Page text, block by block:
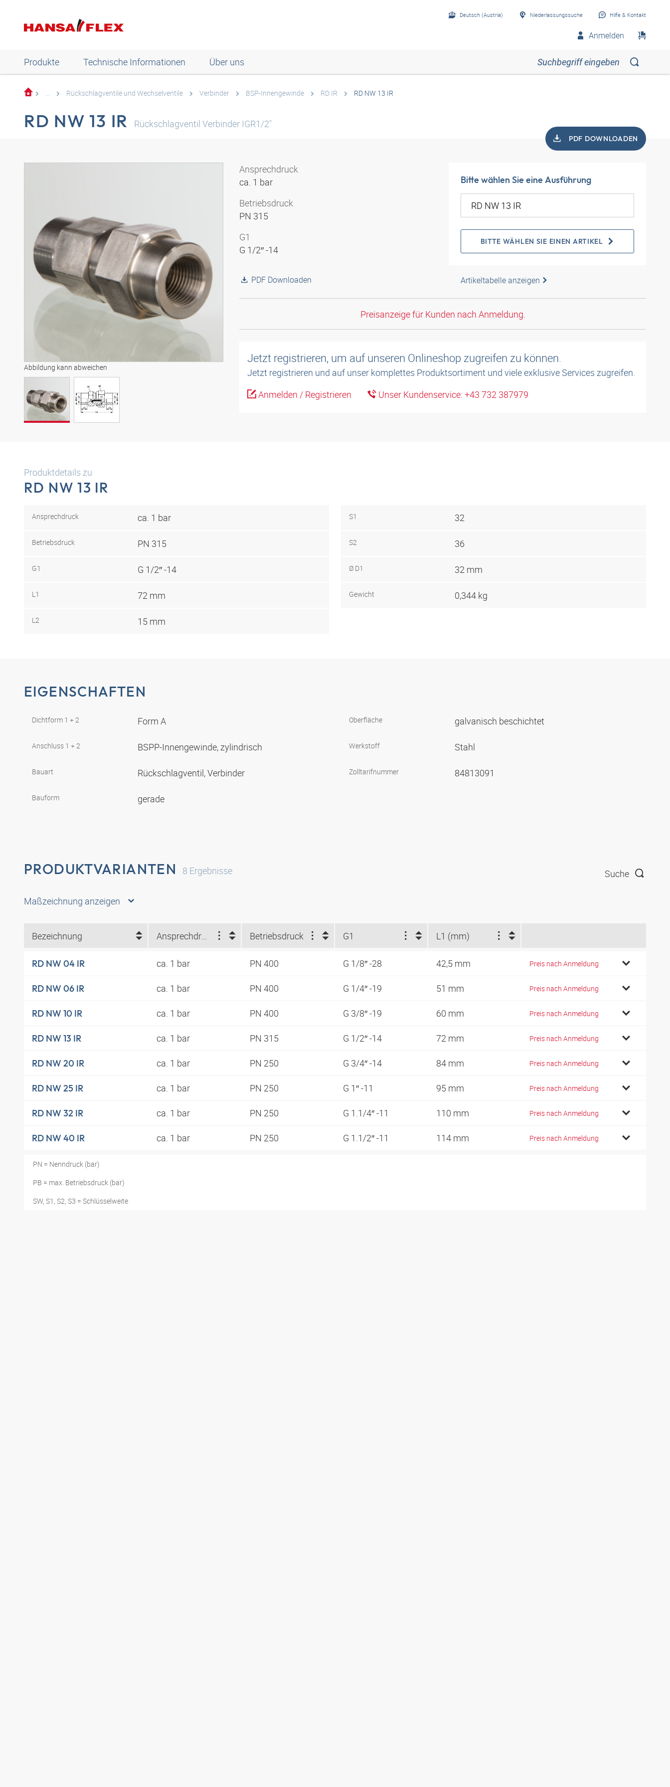
Deutsch (Austria) Niederlassungssuche Hilfe & Kontakt
Anmelden
Produkte Technische Informationen Über uns
... Rückschlagventile und Wechselventile Verbinder BSP-Innengewinde RD IR RD NW 13 IR
RD NW 13 IR Rückschlagventil Verbinder IGR1/2"
PDF DOWNLOADEN
Abbildung kann abweichen
Ansprechdruck
ca. 1 bar
Betriebsdruck
PN 315
G1
G 1/2″ -14
PDF Downloaden
Bitte wählen Sie eine Ausführung
BITTE WÄHLEN SIE EINEN ARTIKEL
Artikeltabelle anzeigen
Preisanzeige für Kunden nach Anmeldung.
Jetzt registrieren, um auf unseren Onlineshop zugreifen zu können.
Jetzt registrieren und auf unser komplettes Produktsortiment und viele exklusive Services zugreifen.
Anmelden / Registrieren
Unser Kundenservice: +43 732 387979
Produktdetails zu
RD NW 13 IR
Ansprechdruck ca. 1 bar
Betriebsdruck PN 315
G1 G 1/2″ -14
L1 72 mm
L2 15 mm
S1 32
S2 36
Ø D1 32 mm
Gewicht 0,344 kg
EIGENSCHAFTEN
Dichtform 1 + 2 Form A
Anschluss 1 + 2 BSPP-Innengewinde, zylindrisch
Bauart Rückschlagventil, Verbinder
Bauform gerade
Oberfläche galvanisch beschichtet
Werkstoff Stahl
Zolltarifnummer 84813091
PRODUKTVARIANTEN 8 Ergebnisse Suche
Maßzeichnung anzeigen
Bezeichnung Ansprechdruck Betriebsdruck G1 L1 (mm)
RD NW 04 IR ca. 1 bar PN 400 G 1/8″ -28 42,5 mm Preis nach Anmeldung
RD NW 06 IR ca. 1 bar PN 400 G 1/4″ -19 51 mm Preis nach Anmeldung
RD NW 10 IR ca. 1 bar PN 400 G 3/8″ -19 60 mm Preis nach Anmeldung
RD NW 13 IR ca. 1 bar PN 315 G 1/2″ -14 72 mm Preis nach Anmeldung
RD NW 20 IR ca. 1 bar PN 250 G 3/4″ -14 84 mm Preis nach Anmeldung
RD NW 25 IR ca. 1 bar PN 250 G 1″ -11 95 mm Preis nach Anmeldung
RD NW 32 IR ca. 1 bar PN 250 G 1.1/4″ -11 110 mm Preis nach Anmeldung
RD NW 40 IR ca. 1 bar PN 250 G 1.1/2″ -11 114 mm Preis nach Anmeldung
PN = Nenndruck (bar)
PB = max. Betriebsdruck (bar)
SW, S1, S2, S3 = Schlüsselweite